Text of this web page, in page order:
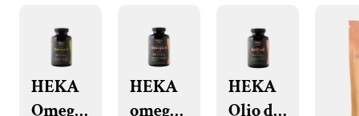
HEKA
Omega
HEKA
omega-
HEKA
Olio di